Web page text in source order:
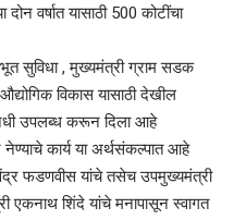
वर्षात यासाठी 500 कोटींचा
सुविधा , मुख्यमंत्री ग्राम सडक
विकास यासाठी देखील
उपलब्ध करून दिला आहे
नेण्याचे कार्य या अर्थसंकल्पात आहे
फडणवीस यांचे तसेच उपमुख्यमंत्री
एकनाथ शिंदे यांचे मनापासून स्वागत